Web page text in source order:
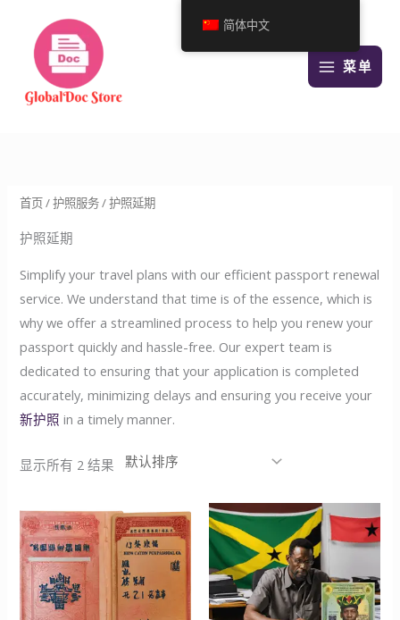
菜单
首页/护照服务/ 护照延期
护照延期
Simplify your travel plans with our efficient passport renewal
service. We understand that time is of the essence, which is
why we offer a streamlined process to help you renew your
passport quickly and hassle-free. Our expert team is
dedicated to ensuring that your application is completed
accurately, minimizing delays and ensuring you receive your
新护照 in a timely manner.
显示所有 2 结果
简体中文